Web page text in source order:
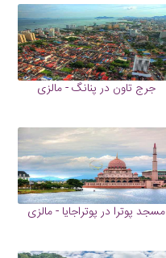
جرج تاون در پنانگ - مالزی
مسجد پوترا در پوتراجایا - مالزی